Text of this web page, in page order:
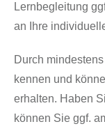
Lernbegleitung
an Ihre
Durch
kennen und
erhalten. Haben
können Sie ggf.